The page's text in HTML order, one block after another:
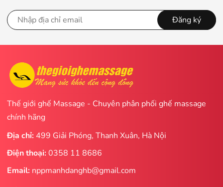
Đăng ký
Thế giới ghế Massage - Chuyên phân phối ghế massage
chính hãng
Địa chỉ: 499 Giải Phóng, Thanh Xuân, Hà Nội
Điện thoại:0358 11 8686
Email: nppmanhdanghb@gmail.com